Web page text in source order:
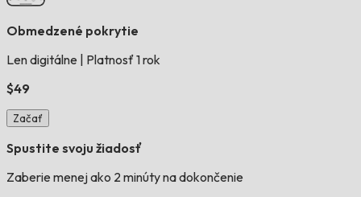
Obmedzené pokrytie
Len digitálne
Platnosť 1 rok
$49
Začať
Spustite svoju žiadosť
Zaberie menej ako 2 minúty na dokončenie